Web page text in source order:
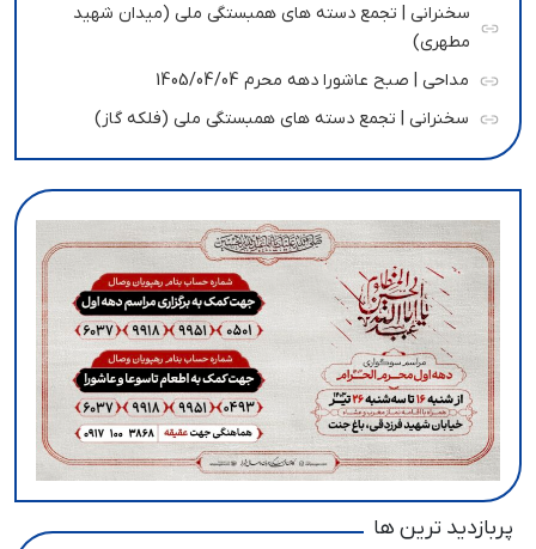
سخنرانی | تجمع دسته های همبستگی ملی (میدان شهید
مطهری)
مداحی | صبح عاشورا دهه محرم 1405/04/04
سخنرانی | تجمع دسته های همبستگی ملی (فلکه گاز)
پربازدید ترین ها